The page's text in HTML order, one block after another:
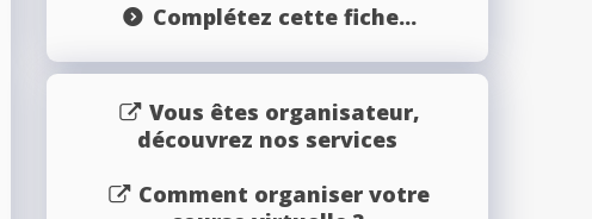
Complétez cette fiche...
Vous êtes organisateur,
découvrez nos services
Comment organiser votre